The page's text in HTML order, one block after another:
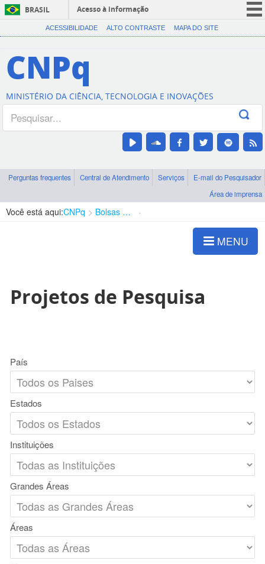
BRASIL
Acesso à informação
CORONAVÍRUS (COVID-19)
Canais
ACESSIBILIDADE ALTO CONTRASTE MAPA DO SITE
CNPq
MINISTÉRIO DA CIÊNCIA, TECNOLOGIA E INOVAÇÕES
Perguntas frequentes Central de Atendimento Serviços
E-mail do Pesquisador
Área de imprensa
Você está aqui:CNPq Bolsas e Auxílios Vigentes
MENU
Projetos de Pesquisa
País
Estados
Instituições
Grandes Áreas
Áreas